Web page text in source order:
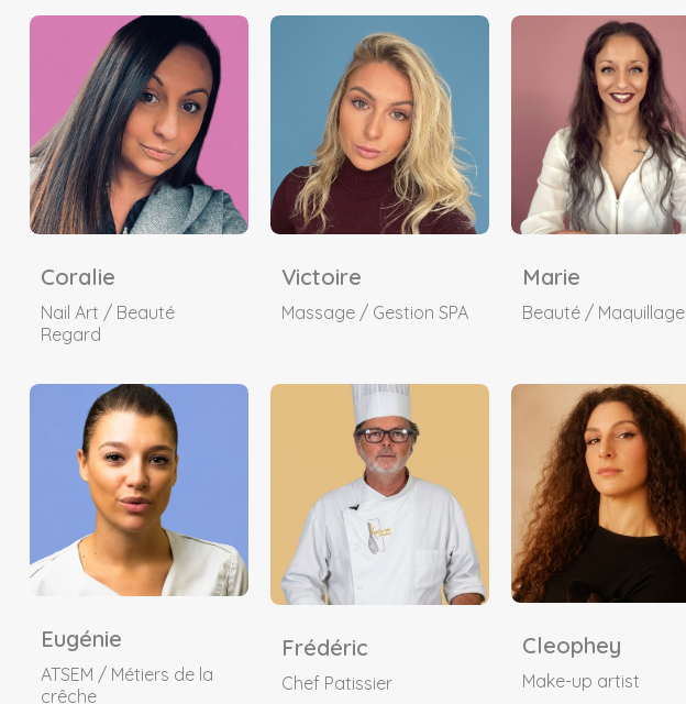
Coralie
Nail Art / Beauté
Regard
Victoire
Massage / Gestion SPA
Marie
Beauté / Maquillage
Eugénie
ATSEM / Métiers de la
crêche
Frédéric
Chef Patissier
Cleophey
Make-up artist